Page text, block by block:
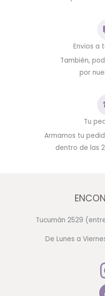
Envios a
También,
por
Tu
Armamos tu
dentro de las
Tucumán 2529
De Lunes a